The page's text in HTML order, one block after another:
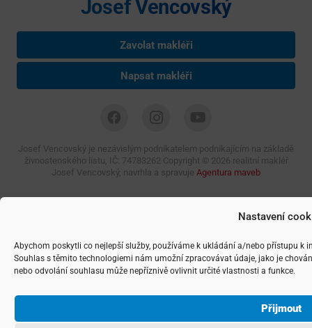
Nastavení
Abychom poskytli co nejlepší služby, používáme k ukládání a/nebo přístupu k
Souhlas s těmito technologiemi nám umožní zpracovávat údaje, jako je
nebo odvolání souhlasu může nepříznivě ovlivnit určité vlastnosti a funkce.
Přijmout
Josef Vencovský
Zavolat makléři
Napsat makléři
Josef Vencovský je nezávislým podnikatelem podnikajícím na základě
živnostenského listu, IČ: 74783262 Copyright © 2026 realitní makléř
Josef Vencovský, navrhla a spravuje Agentura maveb